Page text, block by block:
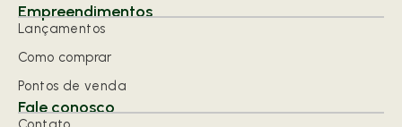
Empreendimentos
Lançamentos
Como comprar
Pontos de venda
Fale conosco